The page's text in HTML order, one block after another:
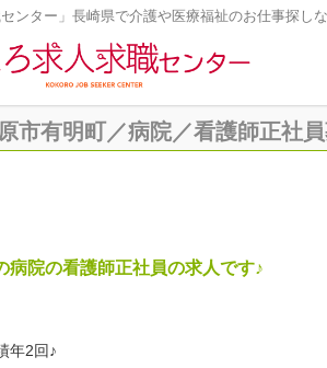
センター」長崎県で介護や医療福祉のお仕事探しな
市有明町／病院／看護師正社
病院の看護師正社員の求人です♪
年2回♪